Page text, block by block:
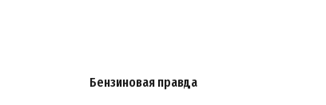
Бензиновая правда